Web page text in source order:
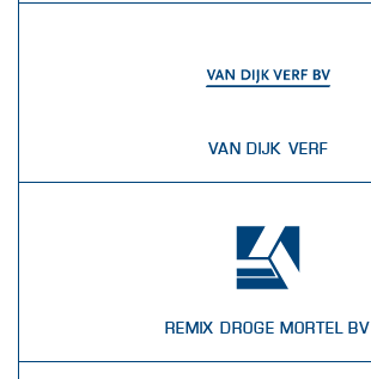
VAN DIJK VERF
REMIX DROGE MORTEL BV